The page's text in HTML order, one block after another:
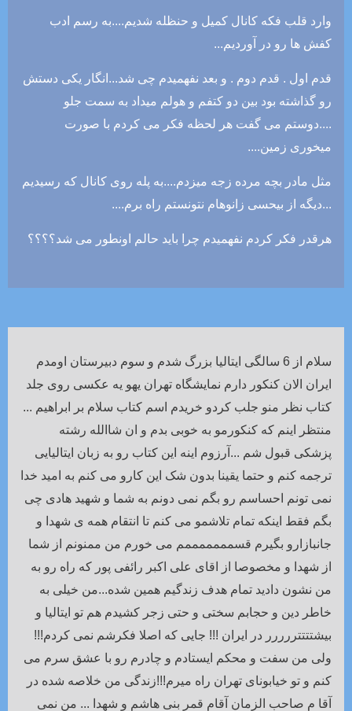
وارد قلب فکه کانال کمیل و حنظله شدیم....به رسم ادب
کفش ها رو در آوردیم...
قدم اول . قدم دوم . و بعد نفهمیدم چی شد...انگار یکی دستش
رو گذاشته بود بین دو کتفم و هولم میداد به سمت جلو
....دوستم می گفت هر لحظه فکر می کردم با صورت
میخوری زمین....
مثل مادر بچه مرده زجه میزدم....به پله روی کانال که رسیدیم
...دیگه از بیحسی زانوهام نتونستم راه برم....
هرقدر فکر کردم نفهمیدم چرا باید حالم اونطور می شد؟؟؟؟
سلام از 6 سالگی ایتالیا بزرگ شدم و سوم دبیرستان اومدم
ایران الان کنکور دارم نمایشگاه تهران یهو یه عکسی روی جلد
کتاب نظر منو جلب کردو خریدم اسم کتاب سلام بر ابراهیم ...
منتظر اینم که کنکورمو به خوبی بدم و ان شاالله رشته
پزشکی قبول شم ...آرزوم اینه این کتاب رو به زبان ایتالیایی
ترجمه کنم و حتما یقینا بدون شک این کارو می کنم به امید خدا
نمی تونم احساسم رو بگم نمی دونم به شما و شهید هادی چی
بگم فقط اینکه تمام تلاشمو می کنم تا انتقام همه ی شهدا و
جانبازارو بگیرم قسمممممممم می خورم من ممنونم از شما
از شهدا و مخصوصا از اقای علی اکبر رائفی پور که راه رو به
من نشون دادید تمام هدف زندگیم همین شده...من خیلی به
خاطر دین و حجابم سختی و حتی زجر کشیدم هم تو ایتالیا و
بیشتتتتررررر در ایران !!! جایی که اصلا فکرشم نمی کردم!!!
ولی من سفت و محکم ایستادم و چادرم رو با عشق سرم می
کنم و تو خیابونای تهران راه میرم!!!زندگی من خلاصه شده در
آقا م صاحب الزمان آقام قمر بنی هاشم و شهدا ... من نمی